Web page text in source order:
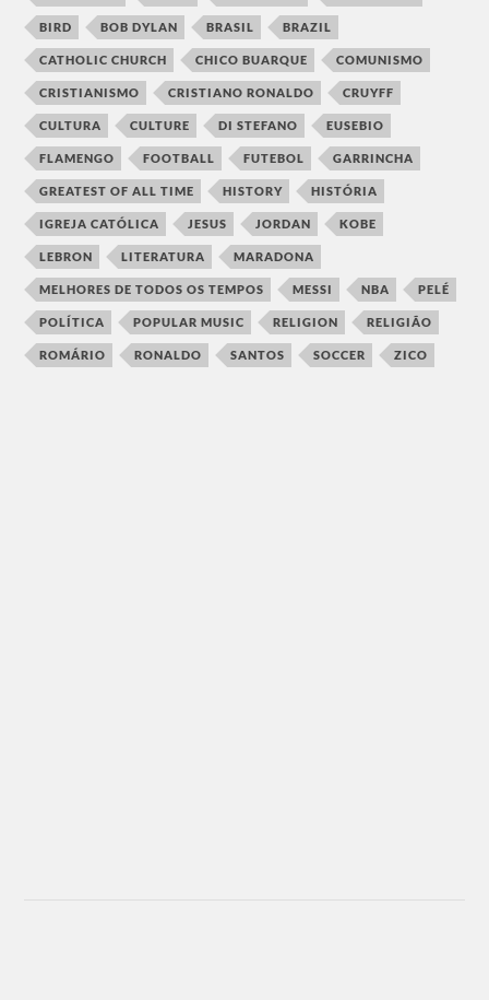
BIRD BOB DYLAN BRASIL BRAZIL
CATHOLIC CHURCH CHICO BUARQUE COMUNISMO
CRISTIANISMO CRISTIANO RONALDO CRUYFF
CULTURA CULTURE DI STEFANO EUSEBIO
FLAMENGO FOOTBALL FUTEBOL GARRINCHA
GREATEST OF ALL TIME HISTORY HISTÓRIA
IGREJA CATÓLICA JESUS JORDAN KOBE
LEBRON LITERATURA MARADONA
MELHORES DE TODOS OS TEMPOS MESSI NBA PELÉ
POLÍTICA POPULAR MUSIC RELIGION RELIGIÃO
ROMÁRIO RONALDO SANTOS SOCCER ZICO